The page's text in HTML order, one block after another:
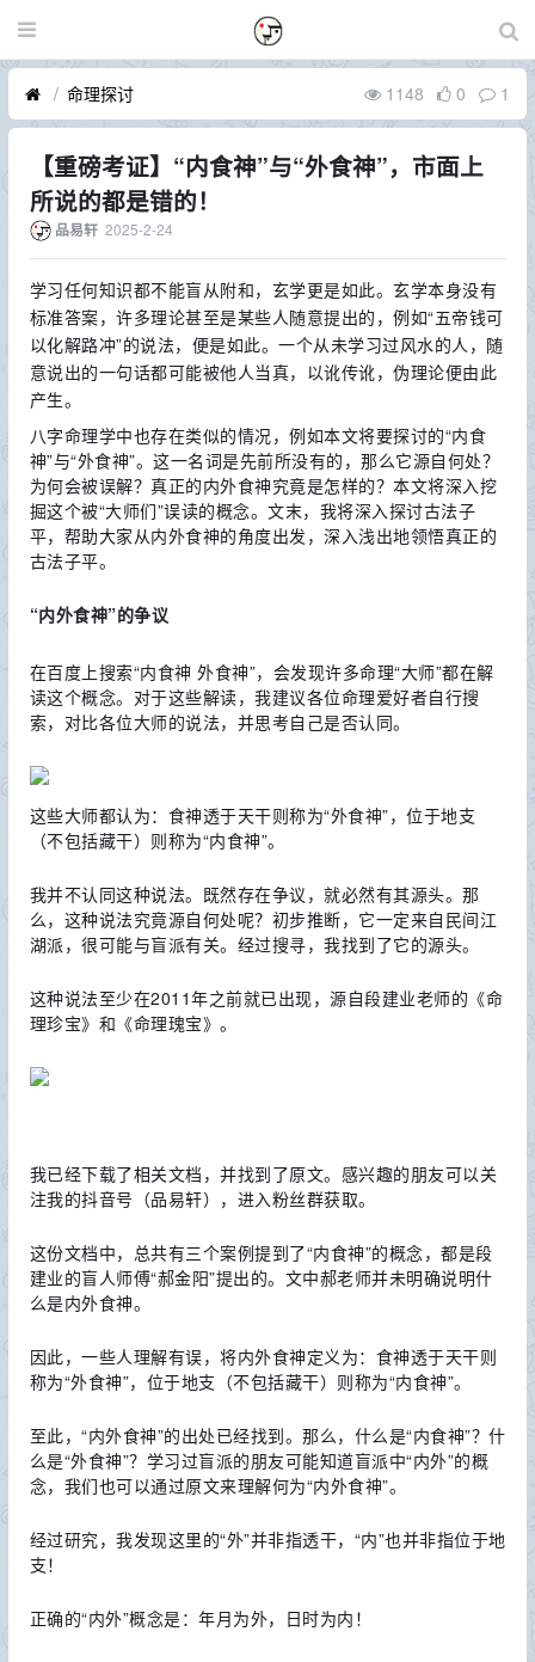
命理探讨 1148 0 1
【重磅考证】“内食神”与“外食神”，市面上
所说的都是错的！
品易轩 2025-2-24
学习任何知识都不能盲从附和，玄学更是如此。玄学本身没有
标准答案，许多理论甚至是某些人随意提出的，例如“五帝钱可
以化解路冲”的说法，便是如此。一个从未学习过风水的人，随
意说出的一句话都可能被他人当真，以讹传讹，伪理论便由此
产生。
八字命理学中也存在类似的情况，例如本文将要探讨的“内食
神”与“外食神”。这一名词是先前所没有的，那么它源自何处？
为何会被误解？真正的内外食神究竟是怎样的？本文将深入挖
掘这个被“大师们”误读的概念。文末，我将深入探讨古法子
平，帮助大家从内外食神的角度出发，深入浅出地领悟真正的
古法子平。
“内外食神”的争议
在百度上搜索“内食神 外食神”，会发现许多命理“大师”都在解
读这个概念。对于这些解读，我建议各位命理爱好者自行搜
索，对比各位大师的说法，并思考自己是否认同。
这些大师都认为：食神透于天干则称为“外食神”，位于地支
（不包括藏干）则称为“内食神”。
我并不认同这种说法。既然存在争议，就必然有其源头。那
么，这种说法究竟源自何处呢？初步推断，它一定来自民间江
湖派，很可能与盲派有关。经过搜寻，我找到了它的源头。
这种说法至少在2011年之前就已出现，源自段建业老师的《命
理珍宝》和《命理瑰宝》。
我已经下载了相关文档，并找到了原文。感兴趣的朋友可以关
注我的抖音号（品易轩），进入粉丝群获取。
这份文档中，总共有三个案例提到了“内食神”的概念，都是段
建业的盲人师傅“郝金阳”提出的。文中郝老师并未明确说明什
么是内外食神。
因此，一些人理解有误，将内外食神定义为：食神透于天干则
称为“外食神”，位于地支（不包括藏干）则称为“内食神”。
至此，“内外食神”的出处已经找到。那么，什么是“内食神”？什
么是“外食神”？学习过盲派的朋友可能知道盲派中“内外”的概
念，我们也可以通过原文来理解何为“内外食神”。
经过研究，我发现这里的“外”并非指透干，“内”也并非指位于地
支！
正确的“内外”概念是：年月为外，日时为内！